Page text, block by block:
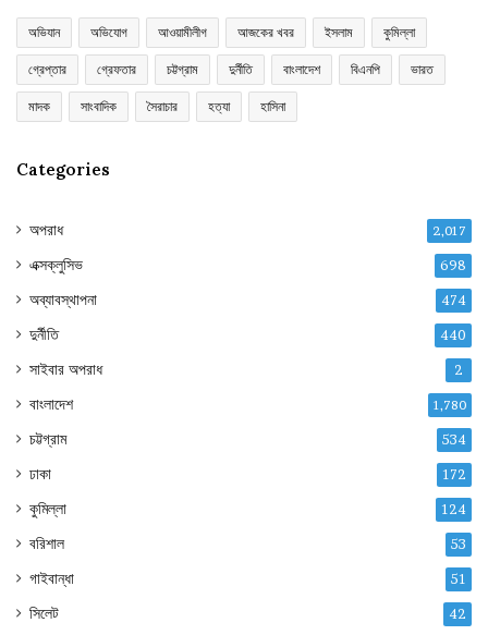
অভিযান অভিযোগ আওয়ামীলীগ আজকের খবর ইসলাম কুমিল্লা
গ্রেপ্তার গ্রেফতার চট্টগ্রাম দুর্নীতি বাংলাদেশ বিএনপি ভারত
মাদক সাংবাদিক সৈরাচার হত্যা হাসিনা
Categories
অপরাধ 2,017
এক্সক্লুসিভ 698
অব্যাবস্থাপনা 474
দুর্নীতি 440
সাইবার অপরাধ 2
বাংলাদেশ 1,780
চট্টগ্রাম 534
ঢাকা 172
কুমিল্লা 124
বরিশাল 53
গাইবান্ধা 51
সিলেট 42